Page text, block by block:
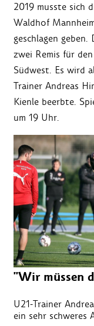
2019 musste sich
Waldhof
geschlagen
zwei Remis für
Südwest. Es wird
Trainer Andreas
Kienle beerbte.
um 19 Uhr.
"Wir müssen
U21-Trainer
ein sehr schweres